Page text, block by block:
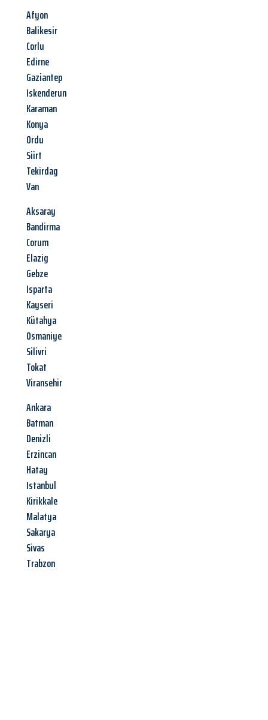
Afyon
Balikesir
Corlu
Edirne
Gaziantep
Iskenderun
Karaman
Konya
Ordu
Siirt
Tekirdag
Van
Aksaray
Bandirma
Corum
Elazig
Gebze
Isparta
Kayseri
Kütahya
Osmaniye
Silivri
Tokat
Viransehir
Ankara
Batman
Denizli
Erzincan
Hatay
Istanbul
Kirikkale
Malatya
Sakarya
Sivas
Trabzon